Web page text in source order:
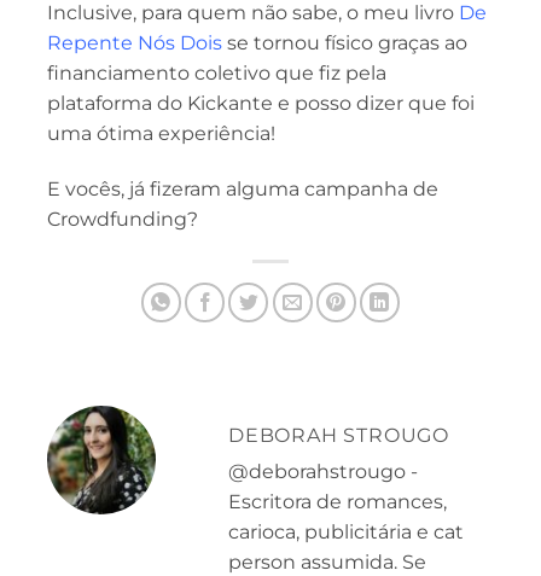
Inclusive, para quem não sabe, o meu livro De
Repente Nós Dois se tornou físico graças ao
financiamento coletivo que fiz pela
plataforma do Kickante e posso dizer que foi
uma ótima experiência!
E vocês, já fizeram alguma campanha de
Crowdfunding?
DEBORAH STROUGO
@deborahstrougo -
Escritora de romances,
carioca, publicitária e cat
person assumida. Se